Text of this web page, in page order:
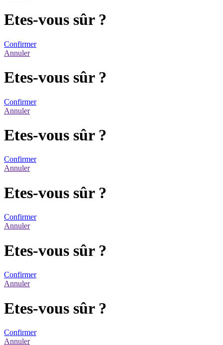
Etes-vous sûr ?
Confirmer
Annuler
Etes-vous sûr ?
Confirmer
Annuler
Etes-vous sûr ?
Confirmer
Annuler
Etes-vous sûr ?
Confirmer
Annuler
Etes-vous sûr ?
Confirmer
Annuler
Etes-vous sûr ?
Confirmer
Annuler